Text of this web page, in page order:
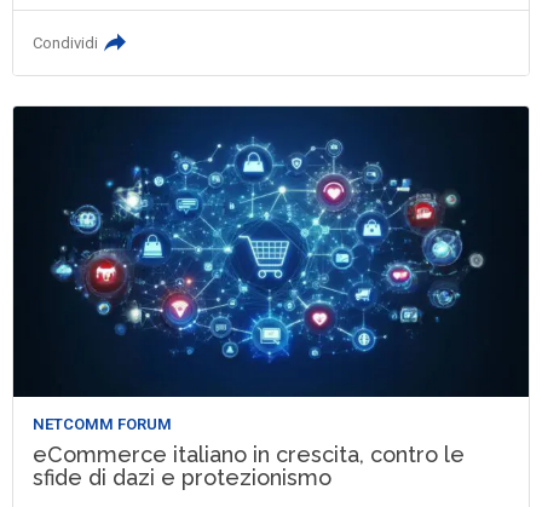
Condividi
NETCOMM FORUM
eCommerce italiano in crescita, contro le
sfide di dazi e protezionismo